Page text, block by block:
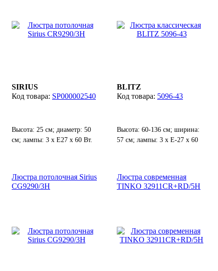
SIRIUS
SP000002540
Высота: 25 см; диаметр: 50
см; лампы: 3 х Е27 х 60 Вт.
BLITZ
5096-43
Высота: 60-136 см; ширина:
57 см; лампы: 3 х Е-27 х 60
Люстра потолочная Sirius
CG9290/3H
Люстра современная
TINKO 32911CR+RD/5H